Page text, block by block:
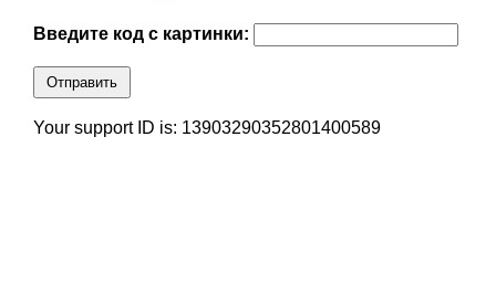
Введите код с картинки:
Отправить
Your support ID is: 13903290352801400589